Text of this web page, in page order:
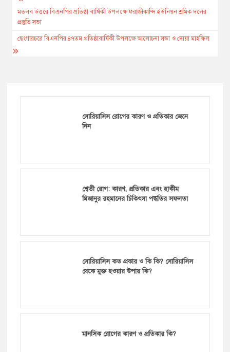
navigation
মতলব উত্তরে বিএনপির প্রতিষ্ঠা বার্ষিকী উপলক্ষে ফরাজীকান্দি ইউনিয়ন শ্রমিক দলের
প্রস্তুতি সভা
ছেংগারচরে বিএনপির ৪৭তম প্রতিষ্ঠাবার্ষিকী উপলক্ষে আলোচনা সভা ও দোয়া মাহফিল
সোরিয়াসিস রোগের কারণ ও প্রতিকার জেনে
নিন
শ্বেতী রোগ: কারণ, প্রতিকার এবং হাকীম
মিজানুর রহমানের চিকিৎসা পদ্ধতির সফলতা
সোরিয়াসিস কত প্রকার ও কি কি? সোরিয়াসিস
থেকে মুক্ত হওয়ার উপায় কি?
মানসিক রোগের কারণ ও প্রতিকার কি?